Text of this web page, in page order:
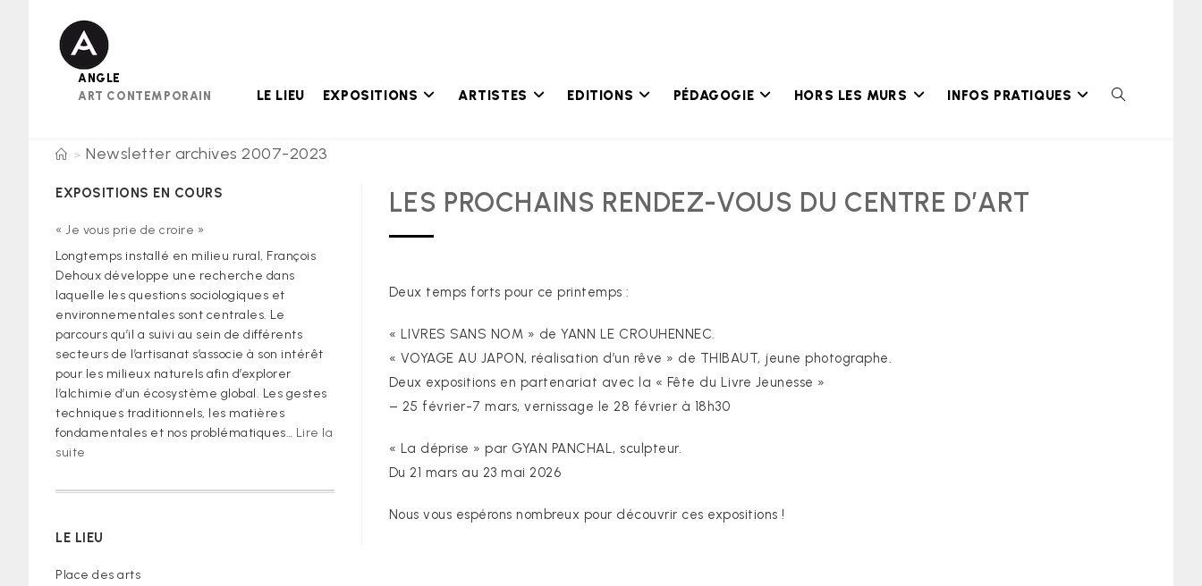
ANGLE
ART CONTEMPORAIN
LE LIEU EXPOSITIONS ARTISTES EDITIONS PÉDAGOGIE HORS LES MURS INFOS PRATIQUES TOGGLE
> Newsletter archives 2007-2023
LES PROCHAINS RENDEZ-VOUS DU CENTRE D’ART
Deux temps forts pour ce printemps :
« LIVRES SANS NOM » de YANN LE CROUHENNEC.
« VOYAGE AU JAPON, réalisation d’un rêve » de THIBAUT, jeune photographe.
Deux expositions en partenariat avec la « Fête du Livre Jeunesse »
– 25 février-7 mars, vernissage le 28 février à 18h30
« La déprise » par GYAN PANCHAL, sculpteur.
Du 21 mars au 23 mai 2026
Nous vous espérons nombreux pour découvrir ces expositions !
EXPOSITIONS EN COURS
« Je vous prie de croire »
Longtemps installé en milieu rural, François
Dehoux développe une recherche dans
laquelle les questions sociologiques et
environnementales sont centrales. Le
parcours qu’il a suivi au sein de différents
secteurs de l’artisanat s’associe à son intérêt
pour les milieux naturels afin d’explorer
l’alchimie d’un écosystème global. Les gestes
techniques traditionnels, les matières
fondamentales et nos problématiques… Lire la
suite
vous
de
LE LIEU
Place des arts